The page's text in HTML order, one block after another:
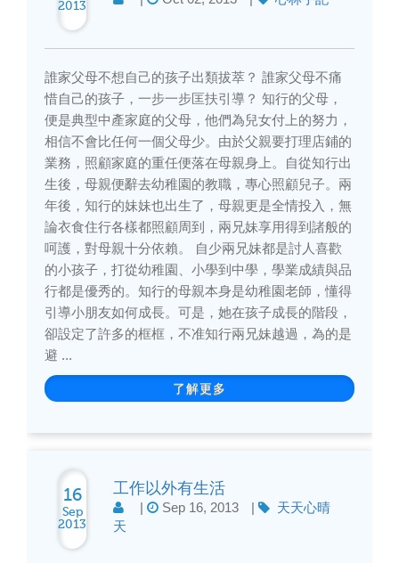
2013
誰家父母不想自己的孩子出類拔萃？ 誰家父母不痛
惜自己的孩子，一步一步匡扶引導？ 知行的父母，
便是典型中產家庭的父母，他們為兒女付上的努力，
相信不會比任何一個父母少。由於父親要打理店鋪的
業務，照顧家庭的重任便落在母親身上。自從知行出
生後，母親便辭去幼稚園的教職，專心照顧兒子。兩
年後，知行的妹妹也出生了，母親更是全情投入，無
論衣食住行各樣都照顧周到，兩兄妹享用得到諸般的
呵護，對母親十分依賴。 自少兩兄妹都是討人喜歡
的小孩子，打從幼稚園、小學到中學，學業成績與品
行都是優秀的。知行的母親本身是幼稚園老師，懂得
引導小朋友如何成長。可是，她在孩子成長的階段，
卻設定了許多的框框，不准知行兩兄妹越過，為的是
避 ...
了解更多
16
Sep
2013
工作以外有生活
| Sep 16, 2013 |
天天心晴
天